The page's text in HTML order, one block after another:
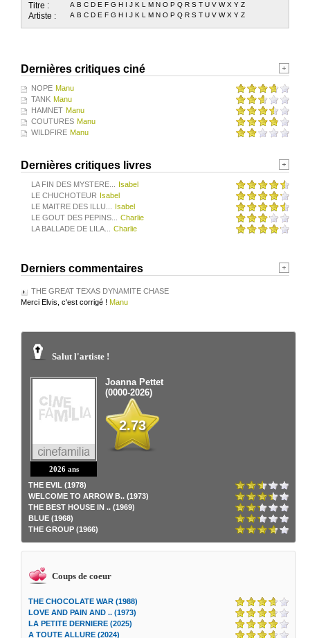
Titre : A B C D E F G H I J K L M N O P Q R S T U V W X Y Z
Artiste : A B C D E F G H I J K L M N O P Q R S T U V W X Y Z
Dernières critiques ciné
NOPE Manu
TANK Manu
HAMNET Manu
COUTURES Manu
WILDFIRE Manu
Dernières critiques livres
LA FIN DES MYSTERE...
Isabel
LE CHUCHOTEUR
Isabel
LE MAITRE DES ILLU...
Isabel
LE GOUT DES PEPINS...
Charlie
LA BALLADE DE LILA...
Charlie
Derniers commentaires
THE GREAT TEXAS DYNAMITE CHASE
Merci Elvis, c'est corrigé ! Manu
Salut l'artiste !
2026 ans
Joanna Pettet
(0000-2026)
2.73
THE EVIL (1978)
WELCOME TO ARROW B.. (1973)
THE BEST HOUSE IN .. (1969)
BLUE (1968)
THE GROUP (1966)
Coups de coeur
THE CHOCOLATE WAR (1988)
LOVE AND PAIN AND .. (1973)
LA PETITE DERNIERE (2025)
A TOUTE ALLURE (2024)